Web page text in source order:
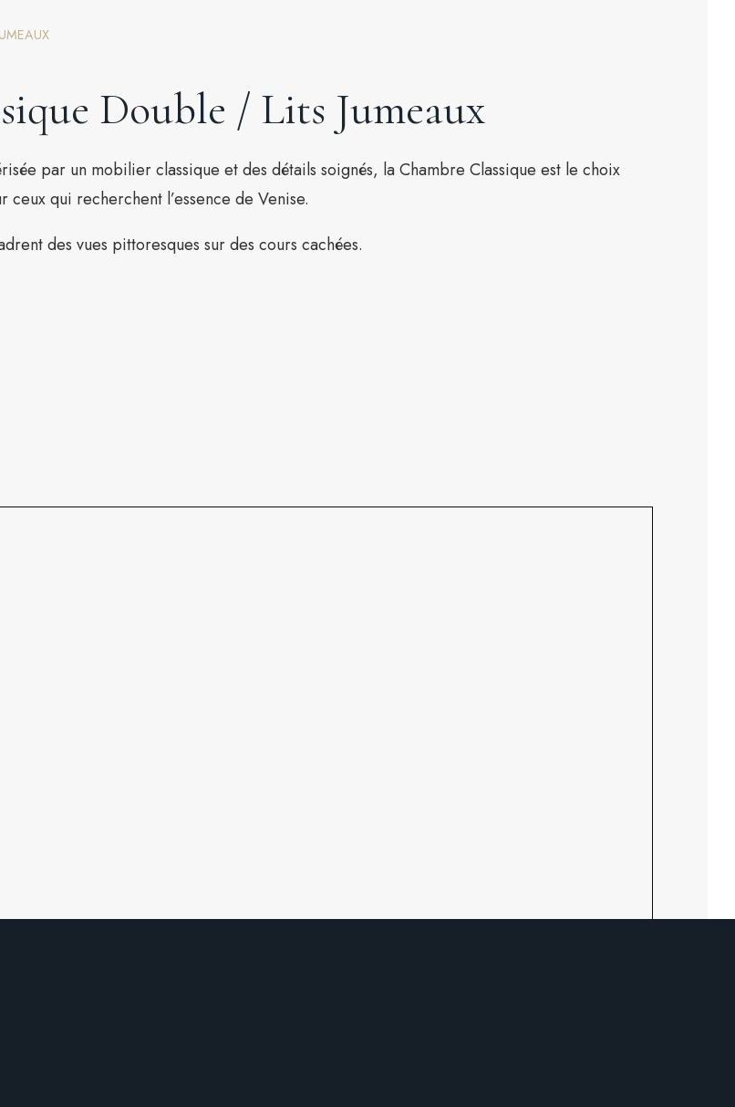
Double / Lits Jumeaux
par un mobilier classique et des détails soignés, la Chambre Classique est le choix
ceux qui recherchent l’essence de Venise.
des vues pittoresques sur des cours cachées.